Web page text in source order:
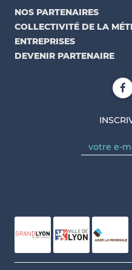
NOS PARTENAIRES
COLLECTIVITÉ DE LA
ENTREPRISES
DEVENIR PARTENAIRE